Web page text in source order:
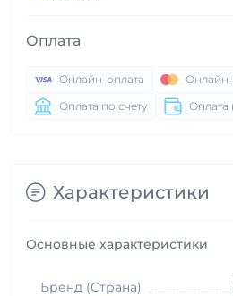
Оплата
Онлайн-оплата
Онлайн-
Оплата по счету
Оплата
Характеристики
Основные характеристики
Бренд (Страна)